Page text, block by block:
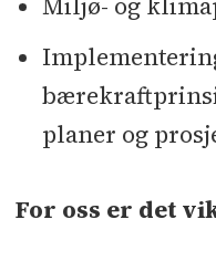
Miljø- og
planer og
For oss er det